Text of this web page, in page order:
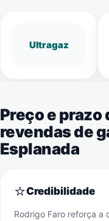
Ultragaz
Preço e prazo
revendas de
Esplanada
⭐Credibilidade
Rodrigo Faro reforça a